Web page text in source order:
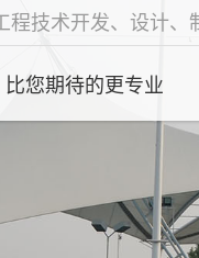
技术开发、设计、
比您期待的更专业